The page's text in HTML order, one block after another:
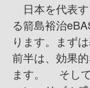
日本を代表
る箭島裕治
ります。まず
前半は、効果
ます。 そして